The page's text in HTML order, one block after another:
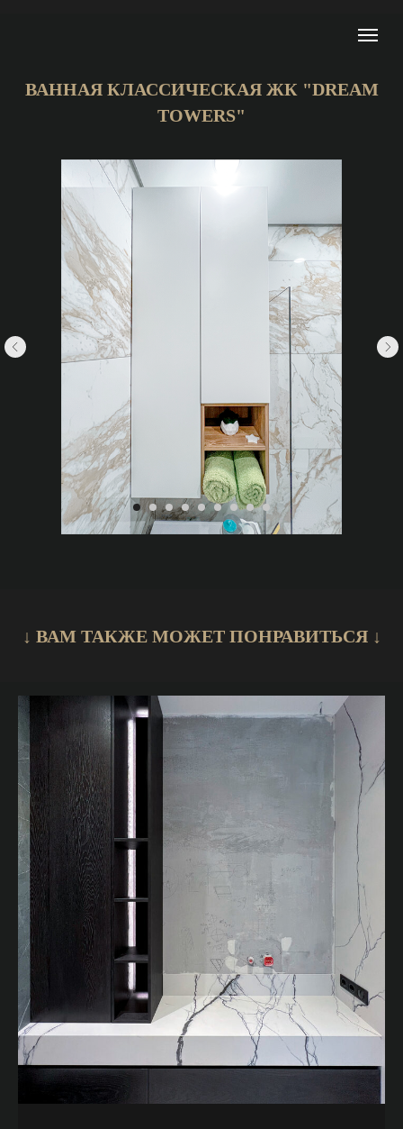
ВАННАЯ КЛАССИЧЕСКАЯ ЖК "DREAM
TOWERS"
↓ ВАМ ТАКЖЕ МОЖЕТ ПОНРАВИТЬСЯ ↓